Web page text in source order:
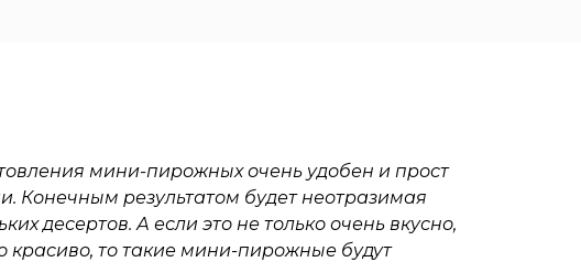
мини-пирожных очень удобен и прост
Конечным результатом будет неотразимая
десертов. А если это не только очень вкусно,
красиво, то такие мини-пирожные будут